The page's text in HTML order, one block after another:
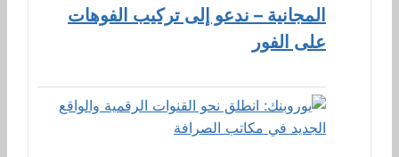
المجانية – ندعو إلى تركيب الفوهات
على الفور